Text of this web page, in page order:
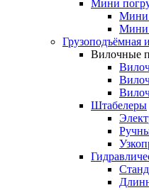
Мини
Мини
Мини
Грузоподъёмная
Вилочные
Штабелеры